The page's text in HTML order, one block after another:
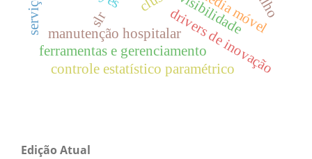
visibilidade
drivers de inovação
manutenção hospitalar
ferramentas e gerenciamento
slr
controle estatístico paramétrico
média móvel
Edição Atual